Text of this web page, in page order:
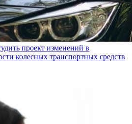
проект изменений в
колесных транспортных средств